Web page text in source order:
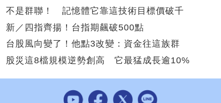
不是群聯！ 記憶體它靠這技術目標價破千
新／四指齊揚！台指期飆破500點
台股風向變了！他點3改變：資金往這族群
股災這8檔規模逆勢創高 它最猛成長逾10%